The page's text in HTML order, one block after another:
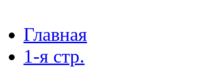
Главная
1-я стр.